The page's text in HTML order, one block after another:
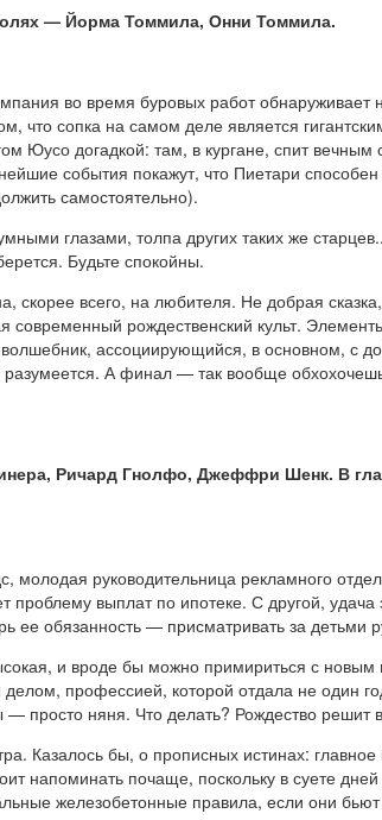
— Йорма Томмила, Онни Томмила.
во время буровых работ
что сопка на самом деле является
Юусо догадкой: там, в кургане, спит
события покажут, что Пиетари
самостоятельно).
глазами, толпа других таких же
Будьте спокойны.
скорее всего, на любителя. Не добрая
рождественский культ.
ассоциирующийся, в основном, с
А финал — так вообще
Ричард Гнолфо, Джеффри Шенк. В
молодая руководительница рекламного
выплат по ипотеке. С другой, удача
ее обязанность — присматривать за
и вроде бы можно примириться с
профессией, которой отдала не один
— просто няня. Что делать? Рождество
Казалось бы, о прописных истинах:
напоминать почаще, поскольку в суете
железобетонные правила, если они